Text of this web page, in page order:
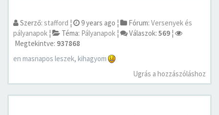
Szerző: stafford ¦ 9 years ago ¦ Fórum: Versenyek és
pályanapok ¦ Téma: Pályanapok ¦ Válaszok: 569 ¦
Megtekintve: 937868
en masnapos leszek, kihagyom
Ugrás a hozzászóláshoz